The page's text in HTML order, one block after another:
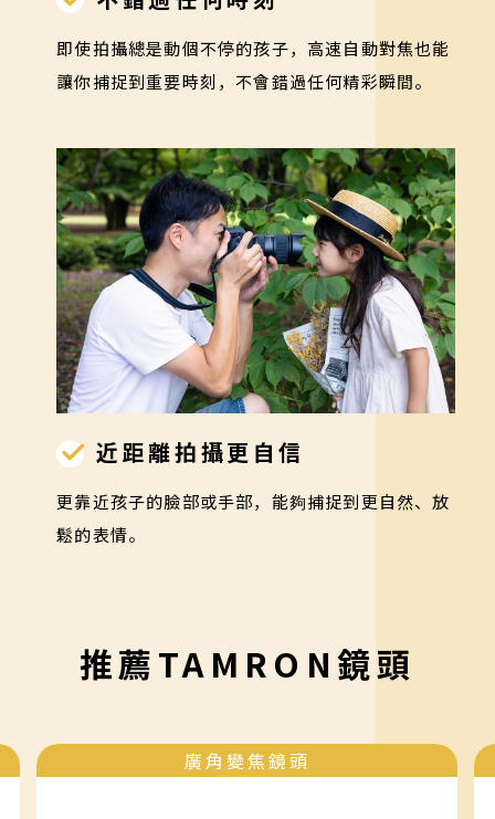
即使拍攝總是動個不停的孩子，高速自動對焦也能
讓你捕捉到重要時刻，不會錯過任何精彩瞬間。
近距離拍攝更自信
更靠近孩子的臉部或手部，能夠捕捉到更自然、放
鬆的表情。
推薦TAMRON鏡頭
廣角變焦鏡頭